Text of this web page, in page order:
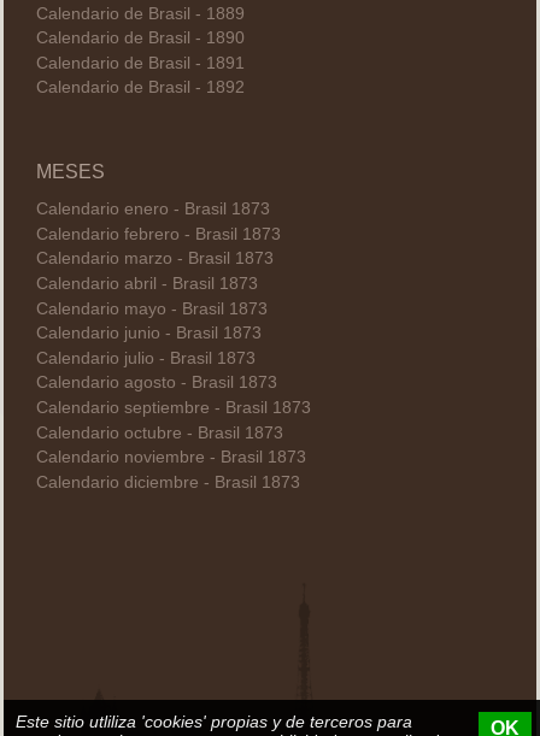
Calendario de Brasil - 1889
Calendario de Brasil - 1890
Calendario de Brasil - 1891
Calendario de Brasil - 1892
MESES
Calendario enero - Brasil 1873
Calendario febrero - Brasil 1873
Calendario marzo - Brasil 1873
Calendario abril - Brasil 1873
Calendario mayo - Brasil 1873
Calendario junio - Brasil 1873
Calendario julio - Brasil 1873
Calendario agosto - Brasil 1873
Calendario septiembre - Brasil 1873
Calendario octubre - Brasil 1873
Calendario noviembre - Brasil 1873
Calendario diciembre - Brasil 1873
Este sitio utliliza 'cookies' propias y de terceros para
OK